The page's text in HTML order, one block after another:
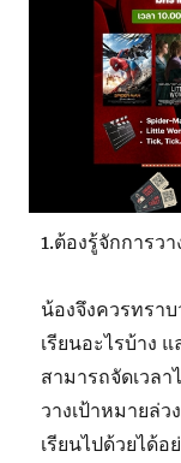
1.ต้องรู้จักการว
น้องจึงควรทราบ
เรียนอะไรบ้าง
สามารถจัดเวล
วางเป้าหมายล่
เรียนไปด้วยได้อ